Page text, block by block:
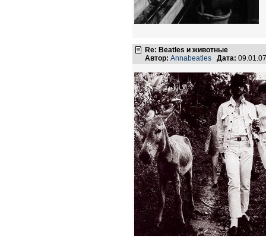
Re: Beatles и животные
Автор: Annabeatles Дата: